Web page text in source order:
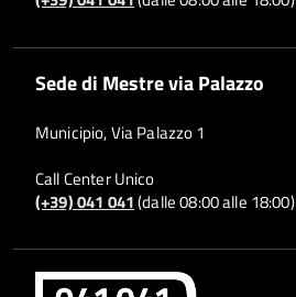
Sede di Mestre via Palazzo
Municipio, Via Palazzo 1
Call Center Unico
(+39) 041 041(dalle 08:00 alle 18:00)